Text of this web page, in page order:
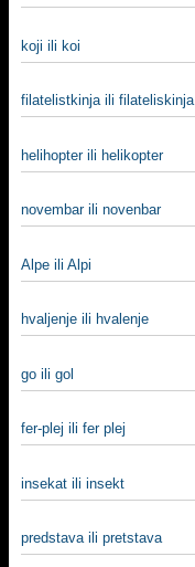
koji ili koi
filatelistkinja ili filateliskinja
helihopter ili helikopter
novembar ili novenbar
Alpe ili Alpi
hvaljenje ili hvalenje
go ili gol
fer-plej ili fer plej
insekat ili insekt
predstava ili pretstava